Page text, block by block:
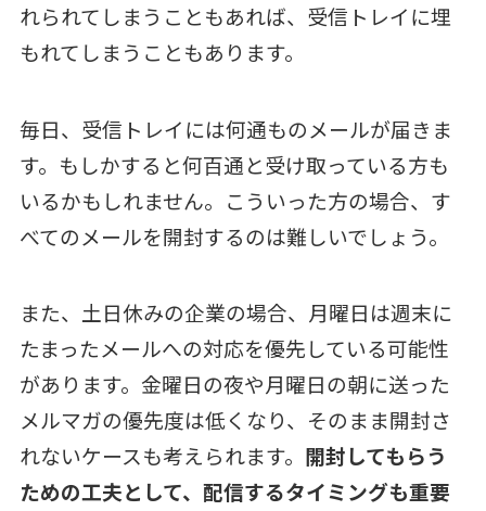
れられてしまうこともあれば、受信トレイに埋
もれてしまうこともあります。
毎日、受信トレイには何通ものメールが届きま
す。もしかすると何百通と受け取っている方も
いるかもしれません。こういった方の場合、す
べてのメールを開封するのは難しいでしょう。
また、土日休みの企業の場合、月曜日は週末に
たまったメールへの対応を優先している可能性
があります。金曜日の夜や月曜日の朝に送った
メルマガの優先度は低くなり、そのまま開封さ
れないケースも考えられます。 開封してもらう
ための工夫として、配信するタイミングも重要